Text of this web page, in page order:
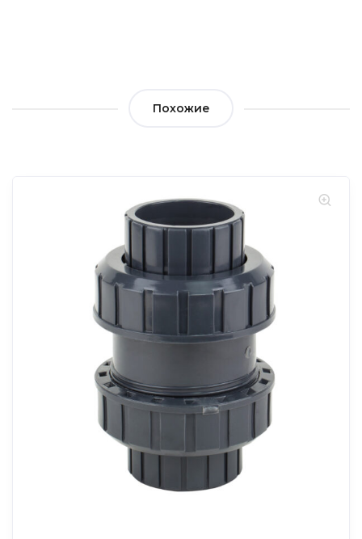
Похожие